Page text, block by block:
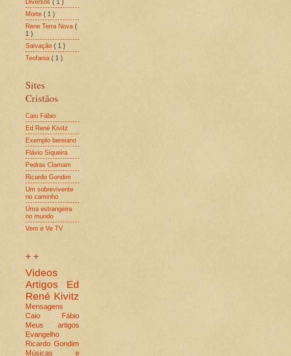
Diversos ( 1 )
Morte ( 1 )
Rene Terra Nova (
1 )
Salvação ( 1 )
Teofania ( 1 )
Sites
Cristãos
Caio Fábio
Ed René Kivitz
Exemplo bereiano
Flávio Siqueira
Pedras Clamam
Ricardo Gondim
Um sobrevivente
no caminho
Uma estrangeira
no mundo
Vem e Ve TV
+ +
Videos
Artigos Ed
René Kivitz
Mensagens
Caio Fábio
Meus artigos
Evangelho
Ricardo Gondim
Músicas e